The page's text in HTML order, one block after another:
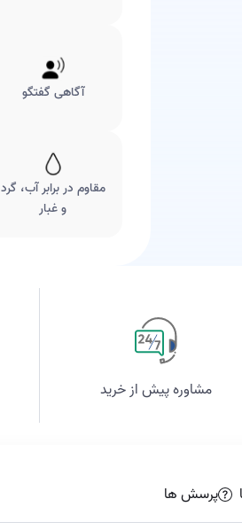
آگاهی گفتگو
مقاوم در برابر آب، گرد
و غبار
مشاوره پیش از خرید
پرسش ها